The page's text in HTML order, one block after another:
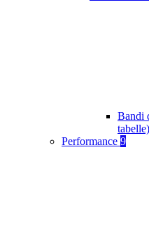
Bandi
tabelle)
Performance 9